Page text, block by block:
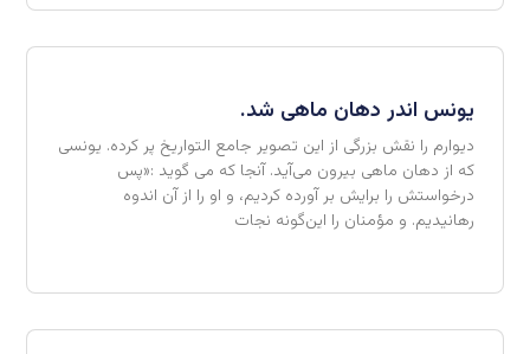
یونس اندر دهان ماهی شد.
دیوارم را نقش بزرگی از این تصویر جامع التواریخ پر کرده. یونسی
که از دهان ماهی بیرون می‌آید. آنجا که می گوید :«پس
درخواستش را برایش بر آورده کردیم، و او را از آن اندوه
رهانیدیم. و مؤمنان را این‌گونه نجات